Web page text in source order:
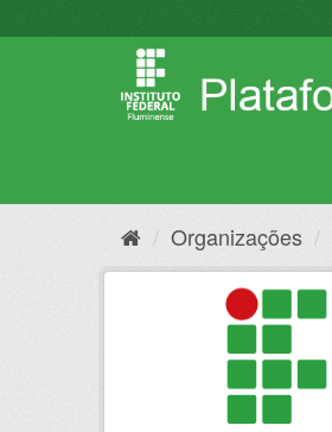
para
Organizações